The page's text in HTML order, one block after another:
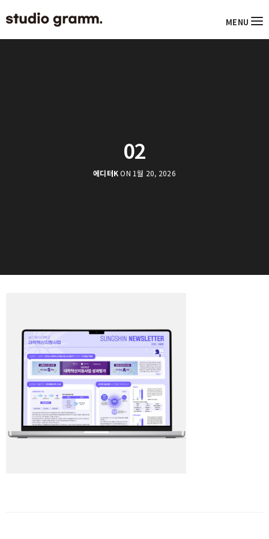
MENU
02
에디터KON 1월 20, 2026